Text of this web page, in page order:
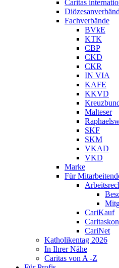
Caritas
Fachverbände
BVkE
KTK
CBP
CKD
CKR
IN VIA
KAFE
KKVD
Malteser
SKF
SKM
VKAD
VKD
Marke
Für
CariKauf
CariNet
Katholikentag 2026
In Ihrer Nähe
Caritas von A -Z